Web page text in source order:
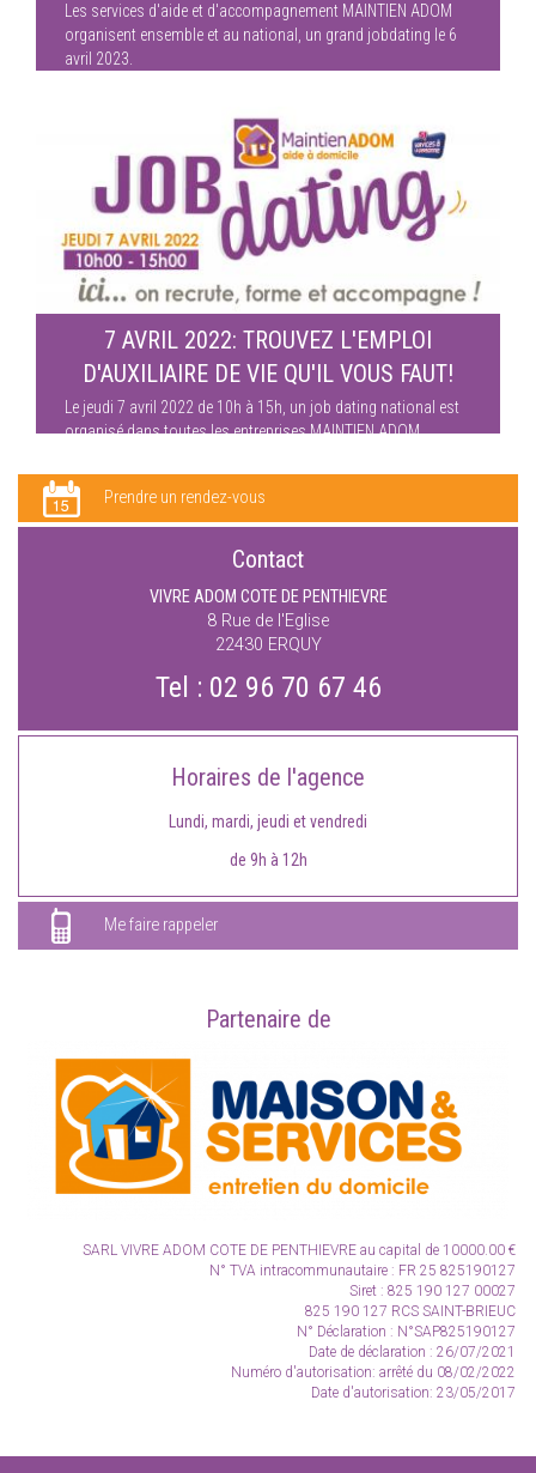
Les services d'aide et d'accompagnement MAINTIEN ADOM
organisent ensemble et au national, un grand jobdating le 6
avril 2023.
7 AVRIL 2022: TROUVEZ L'EMPLOI
D'AUXILIAIRE DE VIE QU'IL VOUS FAUT!
Le jeudi 7 avril 2022 de 10h à 15h, un job dating national est
organisé dans toutes les entreprises MAINTIEN ADOM.
Prendre un rendez-vous
Contact
VIVRE ADOM COTE DE PENTHIEVRE
8 Rue de l'Eglise
22430 ERQUY
Tel : 02 96 70 67 46
Horaires de l'agence
Lundi, mardi, jeudi et vendredi
de 9h à 12h
Me faire rappeler
Partenaire de
SARL VIVRE ADOM COTE DE PENTHIEVRE au capital de 10000.00 €
N° TVA intracommunautaire : FR 25 825190127
Siret : 825 190 127 00027
825 190 127 RCS SAINT-BRIEUC
N° Déclaration : N°SAP825190127
Date de déclaration : 26/07/2021
Numéro d'autorisation: arrêté du 08/02/2022
Date d'autorisation: 23/05/2017